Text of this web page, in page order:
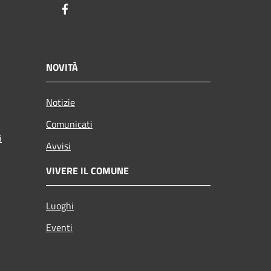
NOVITÀ
Notizie
Comunicati
Avvisi
VIVERE IL COMUNE
Luoghi
Eventi